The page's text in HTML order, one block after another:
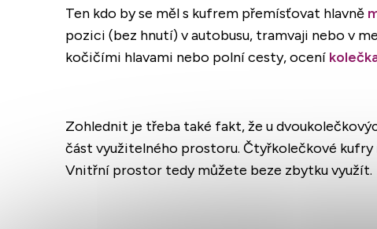
Ten kdo by se měl s kufrem přemísťovat hlavně
pozici (bez hnutí) v autobusu, tramvaji nebo v
kočičími hlavami nebo polní cesty, ocení
Zohlednit je třeba také fakt, že u
část využitelného prostoru. Čtyřkolečkové kufry
Vnitřní prostor tedy můžete beze zbytku využít.